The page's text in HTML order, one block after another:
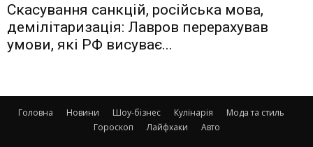
Скасування санкцій, російська мова,
демілітаризація: Лавров перерахував
умови, які РФ висуває...
Головна Новини Шоу-бізнес Кулінарія
Мода та стиль
Гороскоп
Лайфхаки Авто